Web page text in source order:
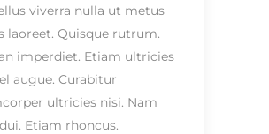
viverra nulla ut metus
laoreet. Quisque rutrum.
imperdiet. Etiam ultricies
augue. Curabitur
ultricies nisi. Nam
Etiam rhoncus.